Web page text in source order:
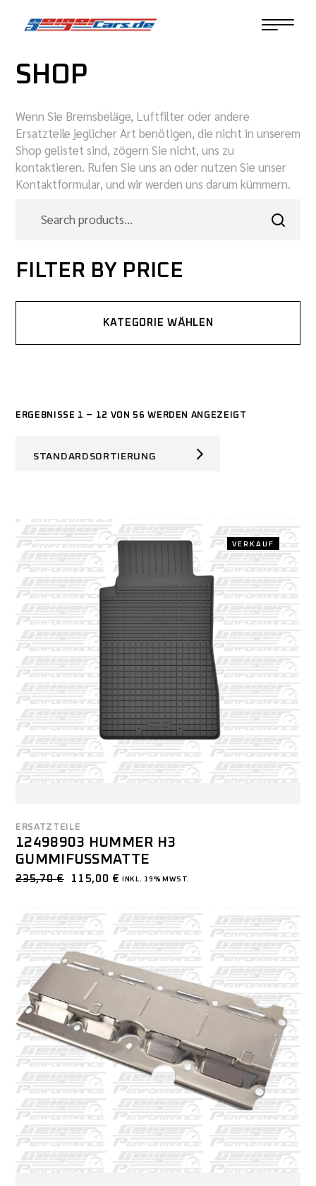
ERGEBNISSE 1 – 12 VON 56 WERDEN ANGEZEIGT
STANDARDSORTIERUNG
VERKAUF
ERSATZTEILE
12498903 HUMMER H3
GUMMIFUSSMATTE
235,70€ 115,00 € INKL. 19% MWST.
SHOP
Wenn Sie Bremsbeläge, Luftfilter oder andere
Ersatzteile jeglicher Art benötigen, die nicht in unserem
Shop gelistet sind, zögern Sie nicht, uns zu
kontaktieren. Rufen Sie uns an oder nutzen Sie unser
Kontaktformular, und wir werden uns darum kümmern.
FILTER BY PRICE
KATEGORIE WÄHLEN